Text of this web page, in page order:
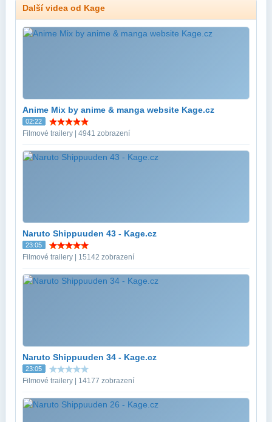
Další videa od Kage
Anime Mix by anime & manga website Kage.cz
02:22
Filmové trailery | 4941 zobrazení
Naruto Shippuuden 43 - Kage.cz
23:05
Filmové trailery | 15142 zobrazení
Naruto Shippuuden 34 - Kage.cz
23:05
Filmové trailery | 14177 zobrazení